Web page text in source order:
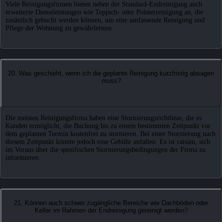
Viele Reinigungsfirmen bieten neben der Standard-Endreinigung auch
erweiterte Dienstleistungen wie Teppich- oder Polsterreinigung an, die
zusätzlich gebucht werden können, um eine umfassende Reinigung und
Pflege der Wohnung zu gewährleisten.
20. Was geschieht, wenn ich die geplante Reinigung kurzfristig absagen
muss?
Die meisten Reinigungsfirma haben eine Stornierungsrichtlinie, die es
Kunden ermöglicht, die Buchung bis zu einem bestimmten Zeitpunkt vor
dem geplanten Termin kostenfrei zu stornieren. Bei einer Stornierung nach
diesem Zeitpunkt könnte jedoch eine Gebühr anfallen. Es ist ratsam, sich
im Voraus über die spezifischen Stornierungsbedingungen der Firma zu
informieren.
21. Können auch schwer zugängliche Bereiche wie Dachböden oder
Keller im Rahmen der Endreinigung gereinigt werden?